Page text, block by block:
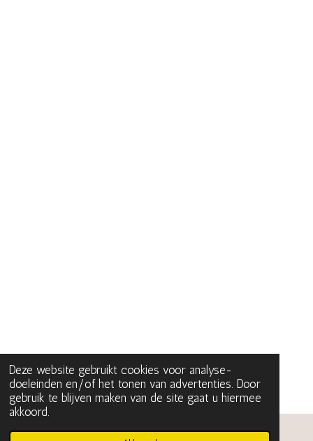
Deze website gebruikt cookies voor analyse-
doeleinden en/of het tonen van advertenties. Door
gebruik te blijven maken van de site gaat u hiermee
akkoord.